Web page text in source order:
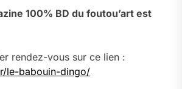
100% BD du foutou’art est
rendez-vous sur ce lien :
le-babouin-dingo/